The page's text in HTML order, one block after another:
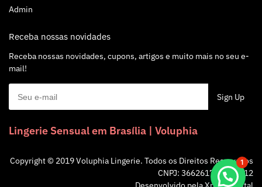
Admin
Receba nossas novidades
Receba nossas novidades, cupons, artigos e muito mais no seu e-
mail!
Lingerie Sensual em Brasília | Voluphia
Copyright © 2019 Voluphia Lingerie. Todos os Direitos Reservados
CNPJ: 36626172/0001-12
1